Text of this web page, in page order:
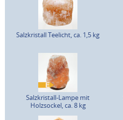
Salzkristall Teelicht, ca. 1,5 kg
Salzkristall-Lampe mit
Holzsockel, ca. 8 kg